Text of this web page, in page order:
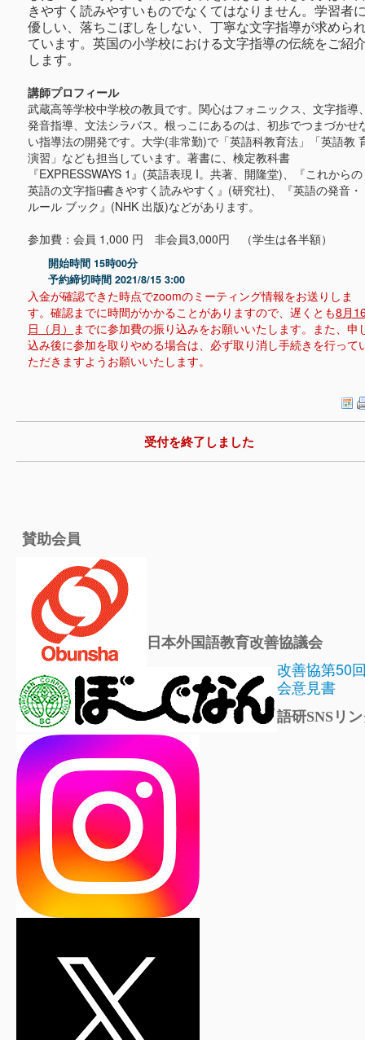
きやすく読みやすいものでなくてはなりません。学習者
優しい、落ちこぼしをしない、丁寧な文字指導が求めら
ています。英国の小学校における文字指導の伝統をご紹
します。
講師プロフィール
武蔵高等学校中学校の教員です。関心はフォニックス、文字指導
発音指導、文法シラバス。根っこにあるのは、初歩でつまづかせ
い指導法の開発です。大学(非常勤)で「英語科教育法」「英語教
演習」なども担当しています。著書に、検定教科書
『EXPRESSWAYS 1』(英語表現 I。共著、開隆堂)、『これからの
英語の文字指導̶書きやすく読みやすく』(研究社)、『英語の発音・
ルール ブック』(NHK 出版)などがあります。
参加費：会員 1,000 円 非会員3,000円 （学生は各半額）
開始時間 15時00分
予約締切時間 2021/8/15 3:00
入金が確認できた時点でzoomのミーティング情報をお送りしま
す。確認までに時間がかかることがありますので、遅くとも8月
日（月） までに参加費の振り込みをお願いいたします。また、申
込み後に参加を取りやめる場合は、必ず取り消し手続きを行って
ただきますようお願いいたします。
受付を終了しました
賛助会員
日本外国語教育改善協議会
改善協第50
会意見書
語研SNSリ